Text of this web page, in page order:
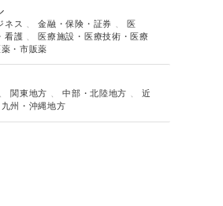
ネス 、金融・保険・証券 、医
看護
、医療施設・医療技術・医療
・市販薬
、関東地方 、中部・北陸地方 、近
九州・沖縄地方